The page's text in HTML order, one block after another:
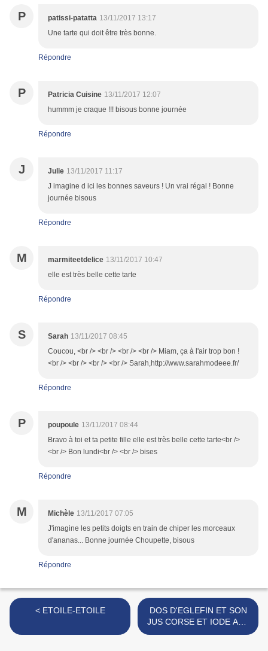
P patissi-patatta 13/11/2017 13:17
Une tarte qui doit être très bonne.
Répondre
P Patricia Cuisine 13/11/2017 12:07
hummm je craque !!! bisous bonne journée
Répondre
J Julie 13/11/2017 11:17
J imagine d ici les bonnes saveurs ! Un vrai régal ! Bonne
journée bisous
Répondre
M marmiteetdelice 13/11/2017 10:47
elle est très belle cette tarte
Répondre
S Sarah 13/11/2017 08:45
Coucou, <br /> <br /> <br /> <br /> Miam, ça à l'air trop bon !
<br /> <br /> <br /> <br /> Sarah,http://www.sarahmodeee.fr/
Répondre
P poupoule 13/11/2017 08:44
Bravo à toi et ta petite fille elle est très belle cette tarte<br />
<br /> Bon lundi<br /> <br /> bises
Répondre
M Michèle 13/11/2017 07:05
J'imagine les petits doigts en train de chiper les morceaux
d'ananas... Bonne journée Choupette, bisous
Répondre
< ETOILE-ETOILE
DOS D'EGLEFIN ET SON
JUS CORSE ET IODE AUX
HERBES FRAICHES,